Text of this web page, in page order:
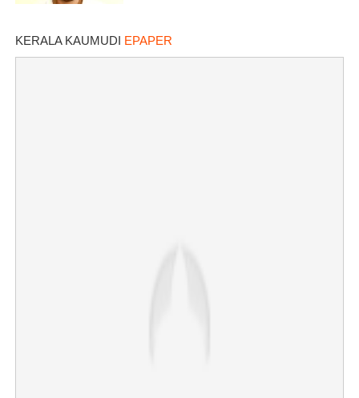
KERALA KAUMUDI EPAPER